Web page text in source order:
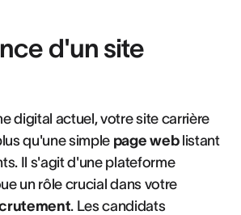
d'un site
digital actuel, votre site carrière
qu'une simple page weblistant
Il s'agit d'une plateforme
un rôle crucial dans votre
. Les candidats